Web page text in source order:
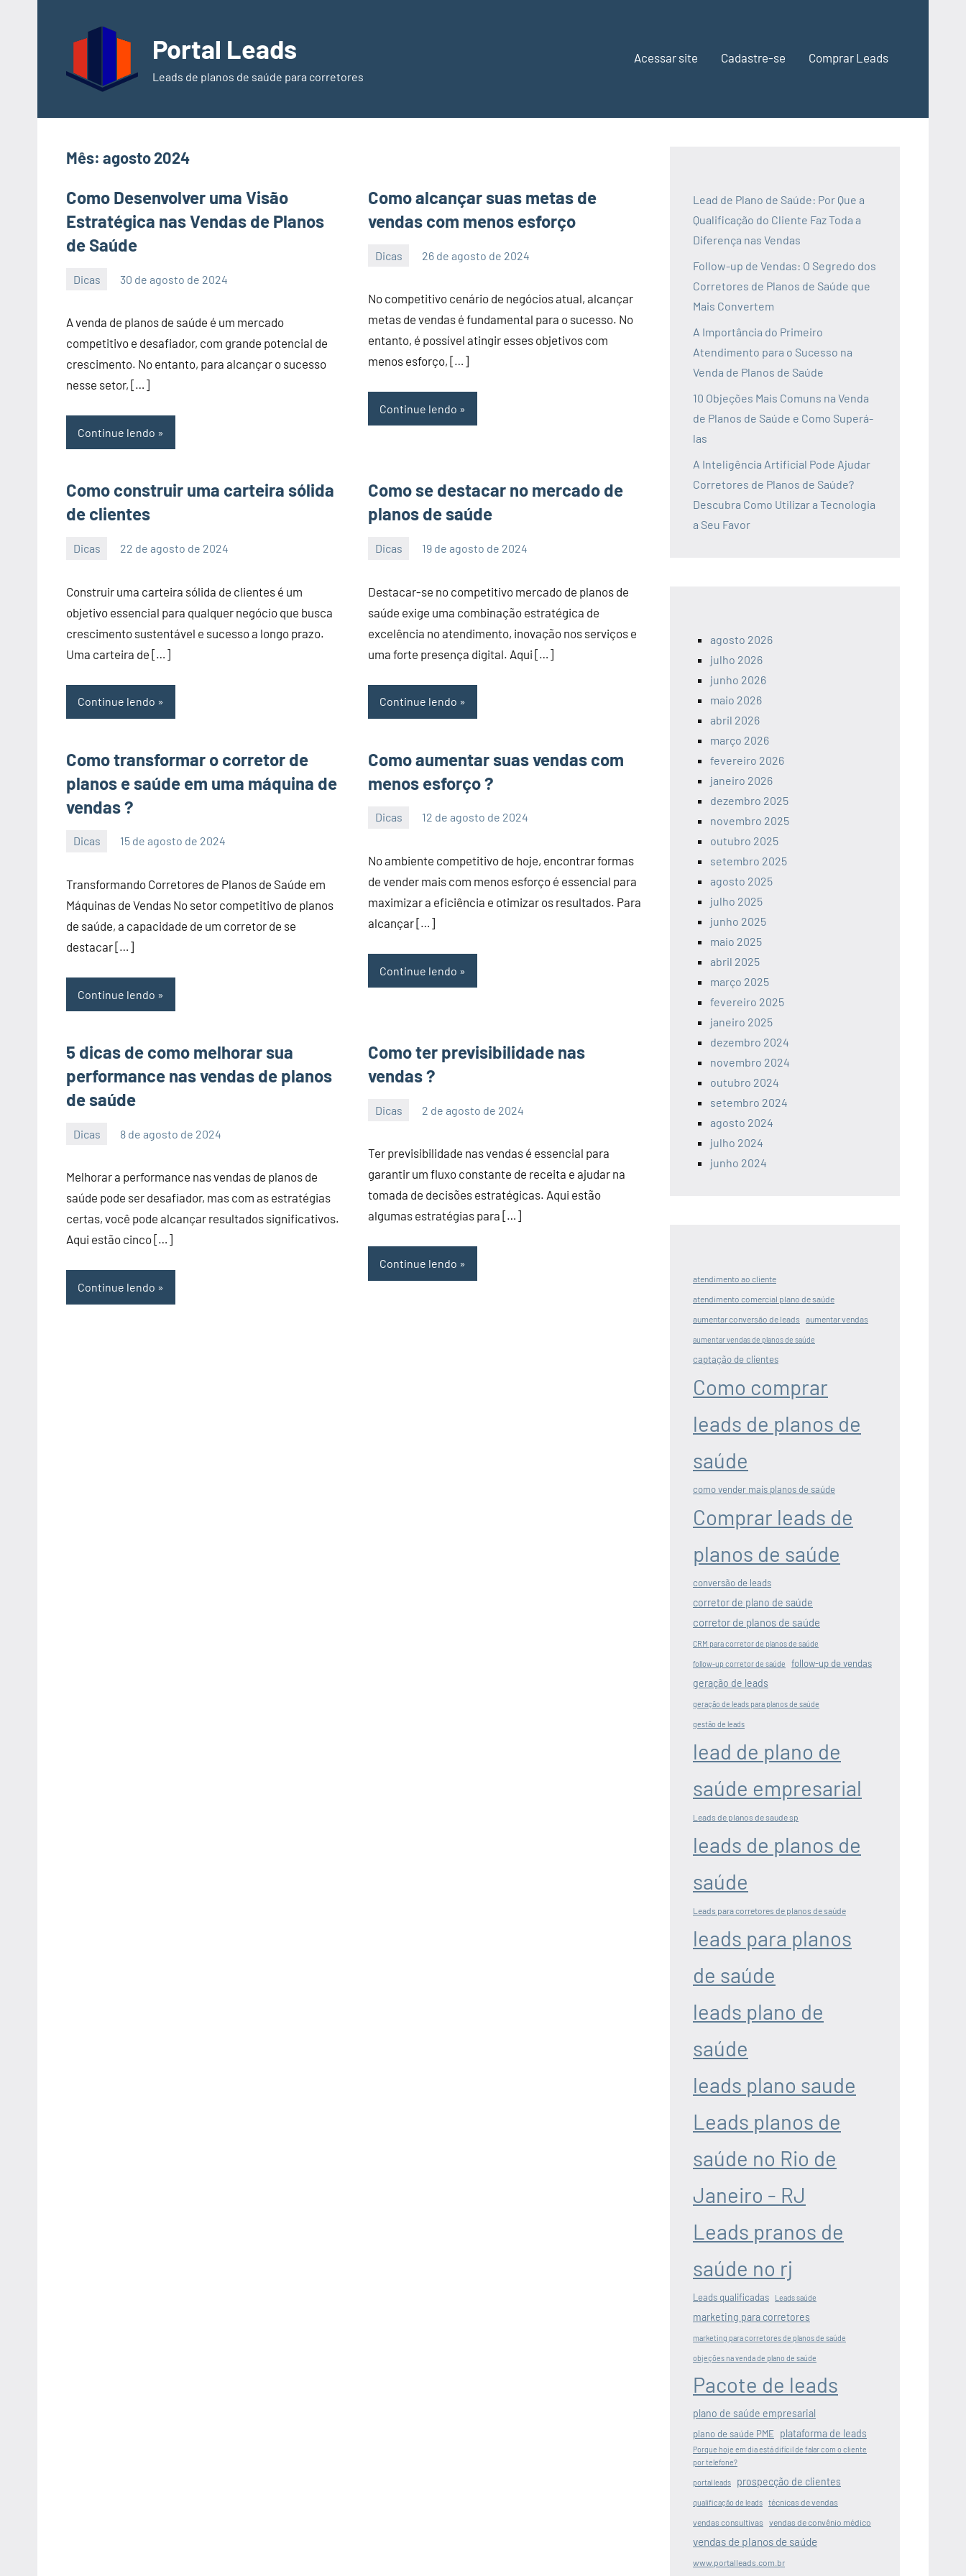
conteúdo
Portal Leads
Leads de planos de saúde para corretores
Acessar site Cadastre-se Comprar Leads
Mês: agosto 2024
Como Desenvolver uma Visão
Estratégica nas Vendas de Planos
de Saúde
Dicas 30 de agosto de 2024
A venda de planos de saúde é um mercado
competitivo e desafiador, com grande potencial de
crescimento. No entanto, para alcançar o sucesso
nesse setor, […]
Continue lendo
Como alcançar suas metas de
vendas com menos esforço
Dicas 26 de agosto de 2024
No competitivo cenário de negócios atual, alcançar
metas de vendas é fundamental para o sucesso. No
entanto, é possível atingir esses objetivos com
menos esforço, […]
Continue lendo
Como construir uma carteira sólida
de clientes
Dicas 22 de agosto de 2024
Construir uma carteira sólida de clientes é um
objetivo essencial para qualquer negócio que busca
crescimento sustentável e sucesso a longo prazo.
Uma carteira de […]
Continue lendo
Como se destacar no mercado de
planos de saúde
Dicas 19 de agosto de 2024
Destacar-se no competitivo mercado de planos de
saúde exige uma combinação estratégica de
excelência no atendimento, inovação nos serviços e
uma forte presença digital. Aqui […]
Continue lendo
Como transformar o corretor de
planos e saúde em uma máquina de
vendas ?
Dicas 15 de agosto de 2024
Transformando Corretores de Planos de Saúde em
Máquinas de Vendas No setor competitivo de planos
de saúde, a capacidade de um corretor de se
destacar […]
Continue lendo
Como aumentar suas vendas com
menos esforço ?
Dicas 12 de agosto de 2024
No ambiente competitivo de hoje, encontrar formas
de vender mais com menos esforço é essencial para
maximizar a eficiência e otimizar os resultados. Para
alcançar […]
Continue lendo
5 dicas de como melhorar sua
performance nas vendas de planos
de saúde
Dicas 8 de agosto de 2024
Melhorar a performance nas vendas de planos de
saúde pode ser desafiador, mas com as estratégias
certas, você pode alcançar resultados significativos.
Aqui estão cinco […]
Continue lendo
Como ter previsibilidade nas
vendas ?
Dicas 2 de agosto de 2024
Ter previsibilidade nas vendas é essencial para
garantir um fluxo constante de receita e ajudar na
tomada de decisões estratégicas. Aqui estão
algumas estratégias para […]
Continue lendo
Lead de Plano de Saúde: Por Que a
Qualificação do Cliente Faz Toda a
Diferença nas Vendas
Follow-up de Vendas: O Segredo dos
Corretores de Planos de Saúde que
Mais Convertem
A Importância do Primeiro
Atendimento para o Sucesso na
Venda de Planos de Saúde
10 Objeções Mais Comuns na Venda
de Planos de Saúde e Como Superá-
las
A Inteligência Artificial Pode Ajudar
Corretores de Planos de Saúde?
Descubra Como Utilizar a Tecnologia
a Seu Favor
agosto 2026
julho 2026
junho 2026
maio 2026
abril 2026
março 2026
fevereiro 2026
janeiro 2026
dezembro 2025
novembro 2025
outubro 2025
setembro 2025
agosto 2025
julho 2025
junho 2025
maio 2025
abril 2025
março 2025
fevereiro 2025
janeiro 2025
dezembro 2024
novembro 2024
outubro 2024
setembro 2024
agosto 2024
julho 2024
junho 2024
atendimento ao cliente
atendimento comercial plano de saúde
aumentar conversão de leads
aumentar vendas
aumentar vendas de planos de saúde
captação de clientes
Como comprar
leads de planos de
saúde
como vender mais planos de saúde
Comprar leads de
planos de saúde
conversão de leads
corretor de plano de saúde
corretor de planos de saúde
CRM para corretor de planos de saúde
follow-up corretor de saúde follow-up de vendas
geração de leads
geração de leads para planos de saúde
gestão de leads
lead de plano de
saúde empresarial
Leads de planos de saude sp
leads de planos de
saúde
Leads para corretores de planos de saúde
leads para planos
de saúde
leads plano de
saúde
leads plano saude
Leads planos de
saúde no Rio de
Janeiro - RJ
Leads pranos de
saúde no rj
Leads qualificadas Leads saúde
marketing para corretores
marketing para corretores de planos de saúde
objeções na venda de plano de saúde
Pacote de leads
plano de saúde empresarial
plano de saúde PME plataforma de leads
Porque hoje em dia está difícil de falar com o cliente
por telefone?
portal leads prospecção de clientes
qualificação de leads
técnicas de vendas
vendas consultivas
vendas de convênio médico
vendas de planos de saúde
www.portalleads.com.br